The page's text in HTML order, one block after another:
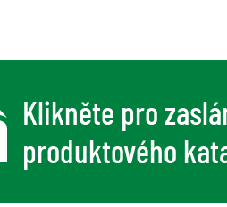
Klikněte pro
produktového